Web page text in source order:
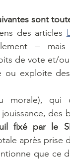
sont
des articles
–
de vote et/
ou exploite des
morale), qui
des
fixé par le
après prise
que ce